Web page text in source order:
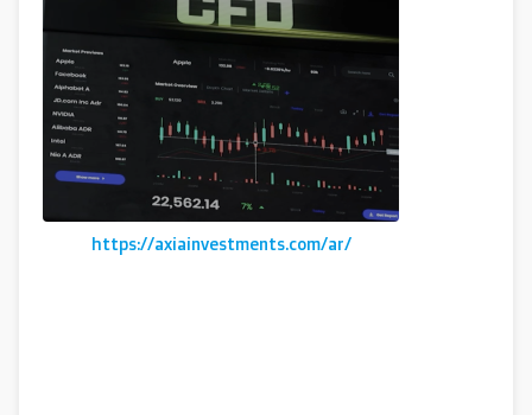
https://axiainvestments.com/ar/